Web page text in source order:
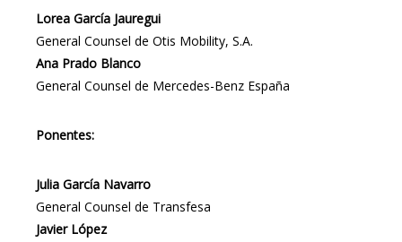
Lorea García Jauregui
General Counsel de Otis Mobility, S.A.
Ana Prado Blanco
General Counsel de Mercedes-Benz España
Ponentes:
Julia García Navarro
General Counsel de Transfesa
Javier López